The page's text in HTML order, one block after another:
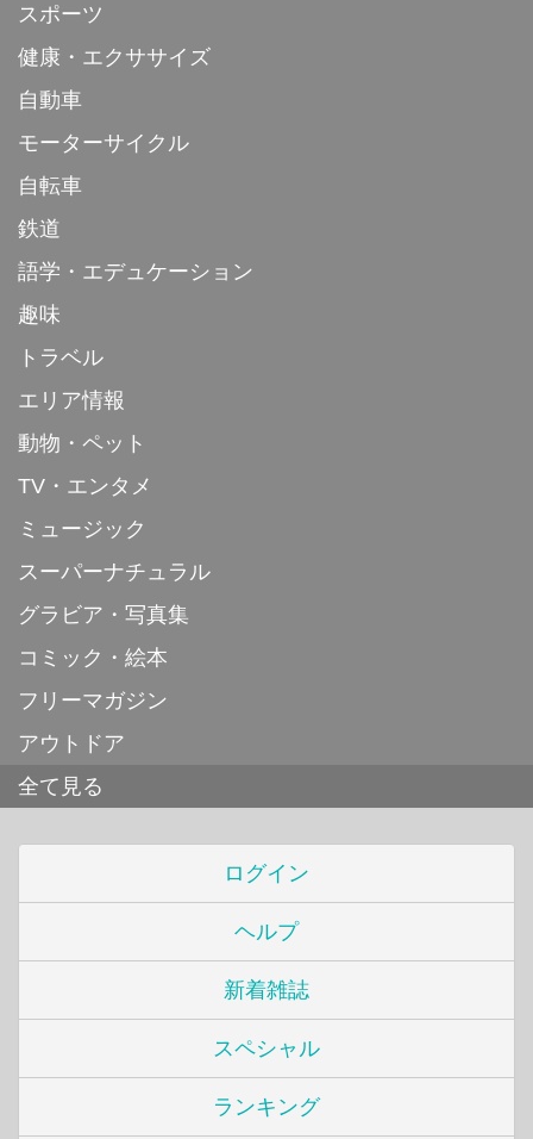
スポーツ
健康・エクササイズ
自動車
モーターサイクル
自転車
鉄道
語学・エデュケーション
趣味
トラベル
エリア情報
動物・ペット
TV・エンタメ
ミュージック
スーパーナチュラル
グラビア・写真集
コミック・絵本
フリーマガジン
アウトドア
全て見る
ログイン
ヘルプ
新着雑誌
スペシャル
ランキング